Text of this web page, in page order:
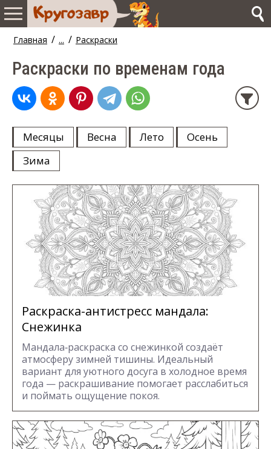
Главная / ... / Раскраски
Раскраски по временам года
Месяцы Весна Лето
Осень
Зима
Раскраска-антистресс мандала:
Снежинка
Мандала‑раскраска со снежинкой создаёт
атмосферу зимней тишины. Идеальный
вариант для уютного досуга в холодное время
года — раскрашивание помогает расслабиться
и поймать ощущение покоя.